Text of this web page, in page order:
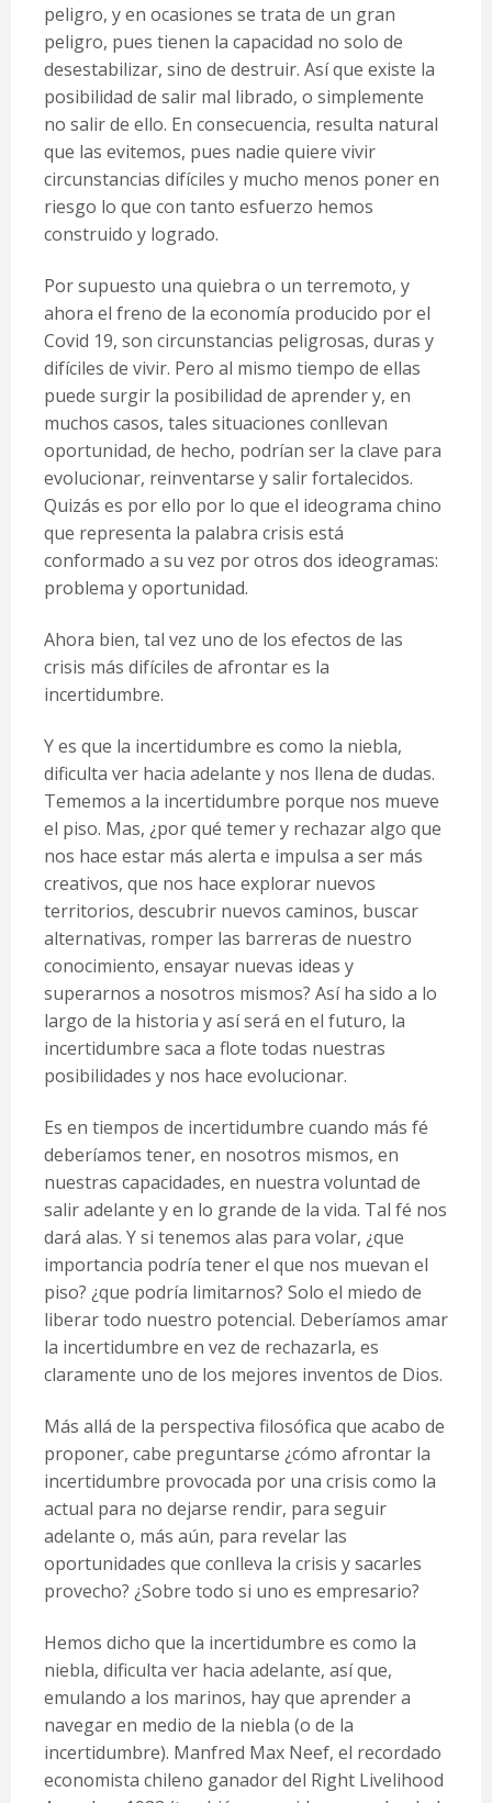
peligro, y en ocasiones se trata de un gran
peligro, pues tienen la capacidad no solo de
desestabilizar, sino de destruir. Así que existe la
posibilidad de salir mal librado, o simplemente
no salir de ello. En consecuencia, resulta natural
que las evitemos, pues nadie quiere vivir
circunstancias difíciles y mucho menos poner en
riesgo lo que con tanto esfuerzo hemos
construido y logrado.
Por supuesto una quiebra o un terremoto, y
ahora el freno de la economía producido por el
Covid 19, son circunstancias peligrosas, duras y
difíciles de vivir. Pero al mismo tiempo de ellas
puede surgir la posibilidad de aprender y, en
muchos casos, tales situaciones conllevan
oportunidad, de hecho, podrían ser la clave para
evolucionar, reinventarse y salir fortalecidos.
Quizás es por ello por lo que el ideograma chino
que representa la palabra crisis está
conformado a su vez por otros dos ideogramas:
problema y oportunidad.
Ahora bien, tal vez uno de los efectos de las
crisis más difíciles de afrontar es la
incertidumbre.
Y es que la incertidumbre es como la niebla,
dificulta ver hacia adelante y nos llena de dudas.
Tememos a la incertidumbre porque nos mueve
el piso. Mas, ¿por qué temer y rechazar algo que
nos hace estar más alerta e impulsa a ser más
creativos, que nos hace explorar nuevos
territorios, descubrir nuevos caminos, buscar
alternativas, romper las barreras de nuestro
conocimiento, ensayar nuevas ideas y
superarnos a nosotros mismos? Así ha sido a lo
largo de la historia y así será en el futuro, la
incertidumbre saca a flote todas nuestras
posibilidades y nos hace evolucionar.
Es en tiempos de incertidumbre cuando más fé
deberíamos tener, en nosotros mismos, en
nuestras capacidades, en nuestra voluntad de
salir adelante y en lo grande de la vida. Tal fé nos
dará alas. Y si tenemos alas para volar, ¿que
importancia podría tener el que nos muevan el
piso? ¿que podría limitarnos? Solo el miedo de
liberar todo nuestro potencial. Deberíamos amar
la incertidumbre en vez de rechazarla, es
claramente uno de los mejores inventos de Dios.
Más allá de la perspectiva filosófica que acabo de
proponer, cabe preguntarse ¿cómo afrontar la
incertidumbre provocada por una crisis como la
actual para no dejarse rendir, para seguir
adelante o, más aún, para revelar las
oportunidades que conlleva la crisis y sacarles
provecho? ¿Sobre todo si uno es empresario?
Hemos dicho que la incertidumbre es como la
niebla, dificulta ver hacia adelante, así que,
emulando a los marinos, hay que aprender a
navegar en medio de la niebla (o de la
incertidumbre). Manfred Max Neef, el recordado
economista chileno ganador del Right Livelihood